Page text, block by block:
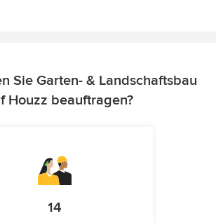
Sie Garten- & Landschaftsbau
Houzz beauftragen?
14